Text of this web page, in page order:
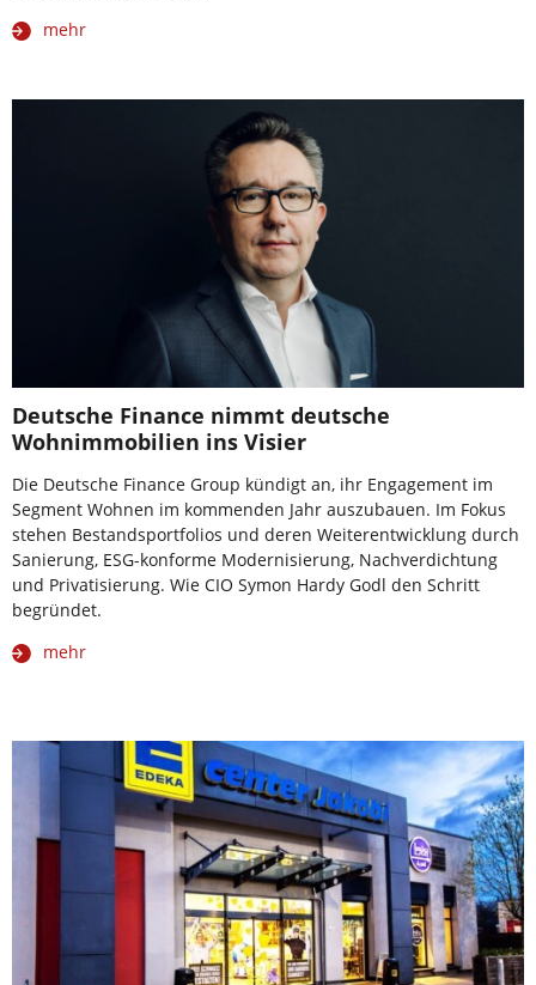
mehr
Deutsche Finance nimmt deutsche
Wohnimmobilien ins Visier
Die Deutsche Finance Group kündigt an, ihr Engagement im
Segment Wohnen im kommenden Jahr auszubauen. Im Fokus
stehen Bestandsportfolios und deren Weiterentwicklung durch
Sanierung, ESG-konforme Modernisierung, Nachverdichtung
und Privatisierung. Wie CIO Symon Hardy Godl den Schritt
begründet.
mehr